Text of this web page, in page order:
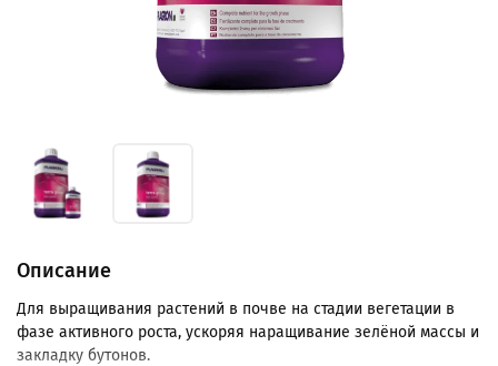
Описание
Для выращивания растений в почве на стадии вегетации в
фазе активного роста, ускоряя наращивание зелёной массы и
закладку бутонов.